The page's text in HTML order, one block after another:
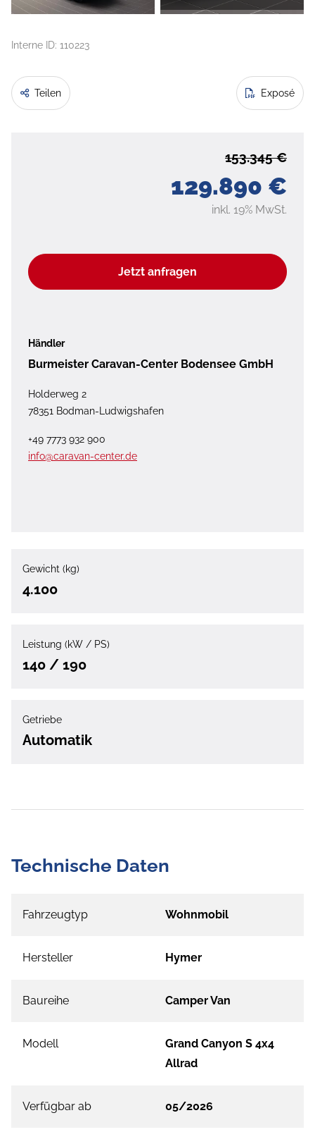
Interne ID: 110223
Teilen Exposé
129.890 €
153.345 €
inkl. 19% MwSt.
Jetzt anfragen
Händler
Burmeister Caravan-Center Bodensee GmbH
Holderweg 2
78351 Bodman-Ludwigshafen
+49 7773 932 900
info@caravan-center.de
Gewicht (kg)
4.100
Leistung (kW / PS)
140 / 190
Getriebe
Automatik
Technische Daten
Fahrzeugtyp Wohnmobil
Hersteller Hymer
Baureihe Camper Van
Modell
Grand Canyon S 4x4
Allrad
Verfügbar ab 05/2026